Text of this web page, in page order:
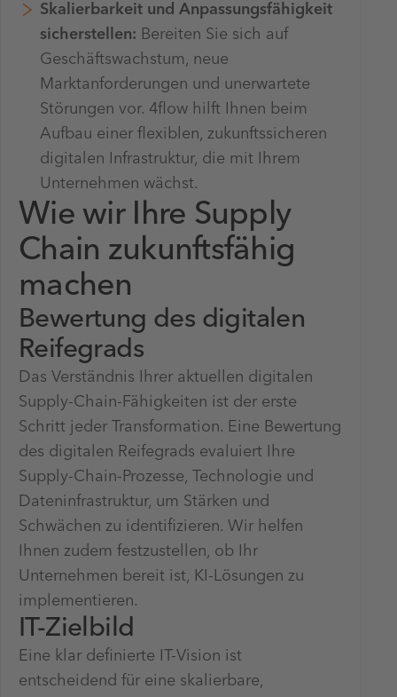
Skalierbarkeit und Anpassungsfähigkeit
sicherstellen: Bereiten Sie sich auf
Geschäftswachstum, neue
Marktanforderungen und unerwartete
Störungen vor. 4flow hilft Ihnen beim
Aufbau einer flexiblen, zukunftssicheren
digitalen Infrastruktur, die mit Ihrem
Unternehmen wächst.
Wie wir Ihre Supply
Chain zukunftsfähig
machen
Bewertung des digitalen
Reifegrads
Das Verständnis Ihrer aktuellen digitalen
Supply-Chain-Fähigkeiten ist der erste
Schritt jeder Transformation. Eine Bewertung
des digitalen Reifegrads evaluiert Ihre
Supply-Chain-Prozesse, Technologie und
Dateninfrastruktur, um Stärken und
Schwächen zu identifizieren. Wir helfen
Ihnen zudem festzustellen, ob Ihr
Unternehmen bereit ist, KI-Lösungen zu
implementieren.
IT-Zielbild
Eine klar definierte IT-Vision ist
entscheidend für eine skalierbare,